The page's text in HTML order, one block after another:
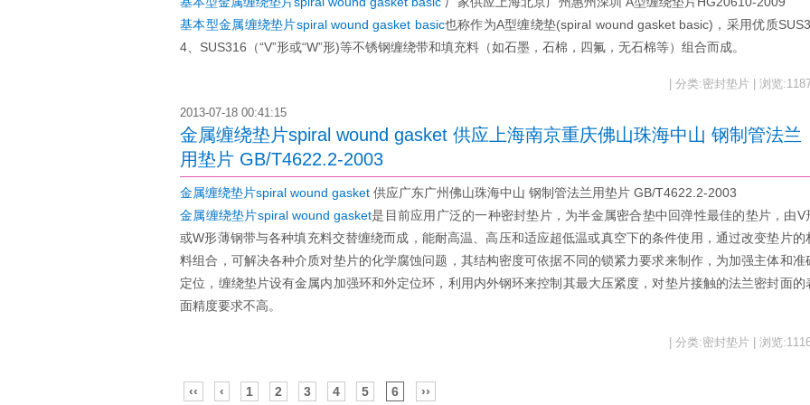
基本型金属缠绕垫片spiral wound gasket basic也称作为A型缠绕垫(spiral wound gasket basic)，采用优质
4、SUS316（“V”形或“W”形)等不锈钢缠绕带和填充料（如石墨，石棉，四氟，无石棉等）组合而成。
| 分类:密封垫片 | 浏览
2013-07-18 00:41:15
金属缠绕垫片spiral wound gasket 供应上海南京重庆佛山珠海中山 钢制管法兰
用垫片 GB/T4622.2-2003
金属缠绕垫片spiral wound gasket 供应广东广州佛山珠海中山 钢制管法兰用垫片 GB/T4622.2-2003
金属缠绕垫片spiral wound gasket是目前应用广泛的一种密封垫片，为半金属密合垫中回弹性最佳的垫片，由V
或W形薄钢带与各种填充料交替缠绕而成，能耐高温、高压和适应超低温或真空下的条件使用，通过改变垫片的
料组合，可解决各种介质对垫片的化学腐蚀问题，其结构密度可依据不同的锁紧力要求来制作，为加强主体和准
定位，缠绕垫片设有金属内加强环和外定位环，利用内外钢环来控制其最大压紧度，对垫片接触的法兰密封面的
面精度要求不高。
| 分类:密封垫片 | 浏览
‹‹ ‹ 1 2 3 4 5 6 ››